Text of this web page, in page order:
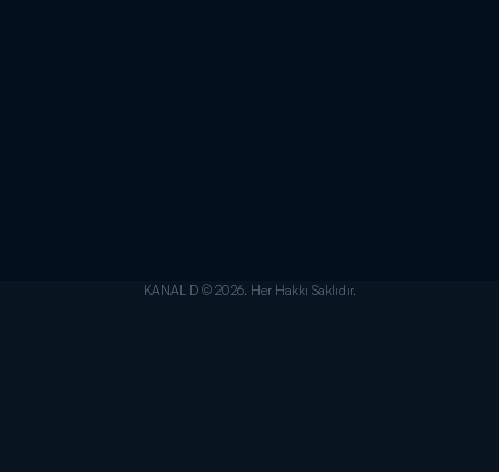
KANAL D © 2026. Her Hakkı Saklıdır.